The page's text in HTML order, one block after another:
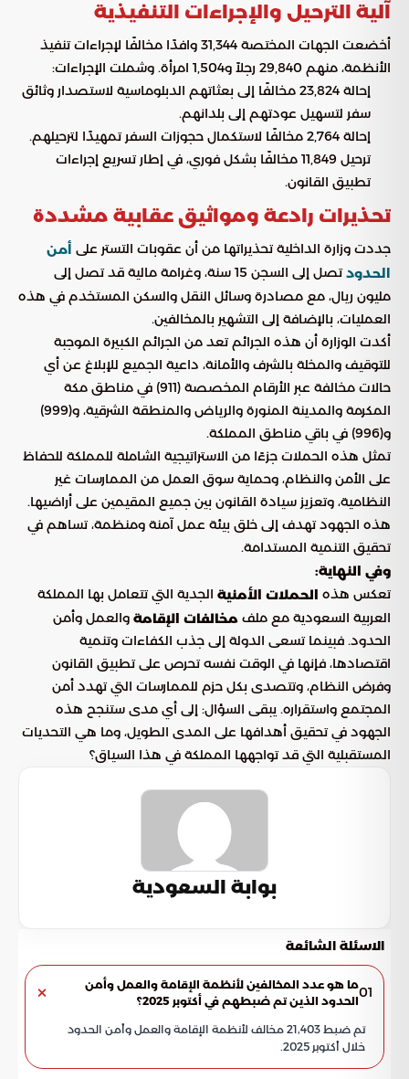
آلية الترحيل والإجراءات التنفيذية
أخضعت الجهات المختصة 31,344 وافدًا مخالفًا لإجراءات تنفيذ
الأنظمة، منهم 29,840 رجلاً و1,504 امرأة. وشملت الإجراءات:
إحالة 23,824 مخالفًا إلى بعثاتهم الدبلوماسية لاستصدار وثائق
سفر لتسهيل عودتهم إلى بلدانهم.
إحالة 2,764 مخالفًا لاستكمال حجوزات السفر تمهيدًا لترحيلهم.
ترحيل 11,849 مخالفًا بشكل فوري، في إطار تسريع إجراءات
تطبيق القانون.
تحذيرات رادعة ومواثيق عقابية مشددة
جددت وزارة الداخلية تحذيراتها من أن عقوبات التستر على أمن
الحدود
تصل إلى السجن 15 سنة، وغرامة مالية قد تصل إلى
مليون ريال، مع مصادرة وسائل النقل والسكن المستخدم في هذه
العمليات، بالإضافة إلى التشهير بالمخالفين.
أكدت الوزارة أن هذه الجرائم تعد من الجرائم الكبيرة الموجبة
للتوقيف والمخلة بالشرف والأمانة، داعية الجميع للإبلاغ عن أي
حالات مخالفة عبر الأرقام المخصصة (911) في مناطق مكة
المكرمة والمدينة المنورة والرياض والمنطقة الشرقية، و(999)
و(996) في باقي مناطق المملكة.
تمثل هذه الحملات جزءًا من الاستراتيجية الشاملة للمملكة للحفاظ
على الأمن والنظام، وحماية سوق العمل من الممارسات غير
النظامية، وتعزيز سيادة القانون بين جميع المقيمين على أراضيها.
هذه الجهود تهدف إلى خلق بيئة عمل آمنة ومنظمة، تساهم في
تحقيق التنمية المستدامة.
وفي النهاية:
تعكس هذه الحملات الأمنية الجدية التي تتعامل بها المملكة
العربية السعودية مع ملف مخالفات الإقامة والعمل وأمن
الحدود. فبينما تسعى الدولة إلى جذب الكفاءات وتنمية
اقتصادها، فإنها في الوقت نفسه تحرص على تطبيق القانون
وفرض النظام، وتتصدى بكل حزم للممارسات التي تهدد أمن
المجتمع واستقراره. يبقى السؤال: إلى أي مدى ستنجح هذه
الجهود في تحقيق أهدافها على المدى الطويل، وما هي التحديات
المستقبلية التي قد تواجهها المملكة في هذا السياق؟
بوابة السعودية
الاسئلة الشائعة
01ما هو عدد المخالفين لأنظمة الإقامة والعمل وأمن
الحدود الذين تم ضبطهم في أكتوبر 2025؟
تم ضبط 21,403 مخالف لأنظمة الإقامة والعمل وأمن الحدود
خلال أكتوبر 2025.